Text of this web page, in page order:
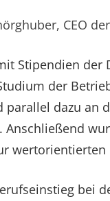
CEO
Stipendien der
der
dazu an
Anschließend
wertorientierten
bei